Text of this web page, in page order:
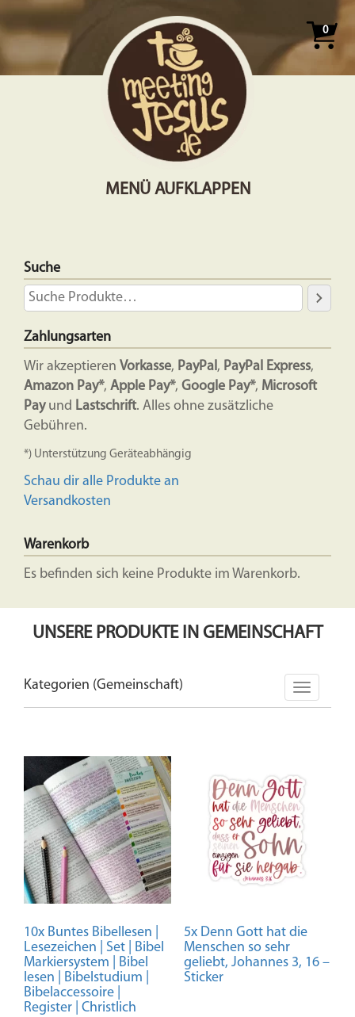
0
MENÜ AUFKLAPPEN
Suche
Zahlungsarten
Wir akzeptieren Vorkasse, PayPal, PayPal Express,
Amazon Pay*, Apple Pay*, Google Pay*, Microsoft
Payund Lastschrift. Alles ohne zusätzliche
Gebühren.
*) Unterstützung Geräteabhängig
Schau dir alle Produkte an
Versandkosten
Warenkorb
Es befinden sich keine Produkte im Warenkorb.
UNSERE PRODUKTE IN GEMEINSCHAFT
Kategorien (Gemeinschaft)
10x Buntes Bibellesen |
Lesezeichen | Set | Bibel
Markiersystem | Bibel
lesen | Bibelstudium |
Bibelaccessoire |
Register | Christlich
5x Denn Gott hat die
Menschen so sehr
geliebt, Johannes 3, 16 –
Sticker